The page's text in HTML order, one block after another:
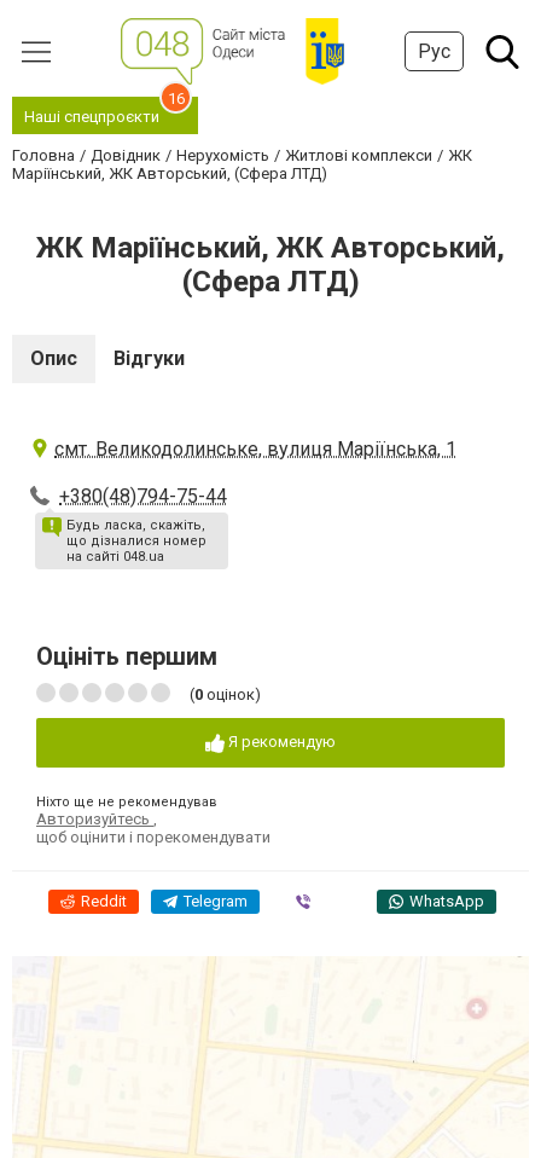
Рус
Наші спецпроєкти
16
Головна Довідник Нерухомість Житлові комплекси
ЖК
Маріїнський, ЖК Авторський, (Сфера ЛТД)
ЖК Маріїнський, ЖК Авторський,
(Сфера ЛТД)
Опис Відгуки
смт. Великодолинське, вулиця Маріїнська, 1
+380(48)794-75-44
Будь ласка, скажіть,
що дізналися номер
на сайті 048.ua
Оцініть першим
(0 оцінок)
Я рекомендую
Ніхто ще не рекомендував
Авторизуйтесь
щоб оцінити і порекомендувати
Reddit Telegram WhatsApp